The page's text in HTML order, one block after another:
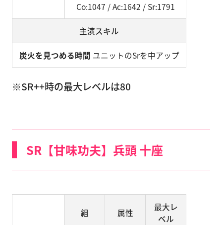
Co:1047 / Ac:1642 / Sr:1791
主演スキル
炭火を見つめる時間 ユニットのSrを中アップ
※SR++時の最大レベルは80
SR【甘味功夫】兵頭 十座
組 属性
最大レ
ベル